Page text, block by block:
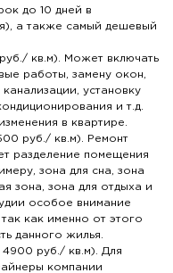
до 10 дней в
а также самый дешевый
кв.м). Может включать
работы, замену окон,
установку
и т.д.
в квартире.
руб./ кв.м). Ремонт
разделение помещения
зона для сна, зона
зона, зона для отдыха и
особое внимание
как именно от этого
данного жилья.
руб./ кв.м). Для
компании